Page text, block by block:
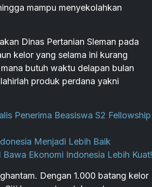
mampu menyekolahkan
Dinas Pertanian Sleman pada
kelor yang selama ini kurang
butuh waktu delapan bulan
produk perdana yakni
Penerima Beasiswa S2 Fellowship
Menjadi Lebih Baik
Ekonomi Indonesia Lebih Kuat!
Dengan 1.000 batang kelor